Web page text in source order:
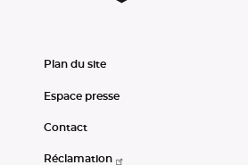
Plan du site
Espace presse
Contact
Réclamation